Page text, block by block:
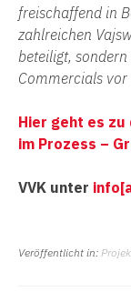
freischaffend in
zahlreichen
beteiligt,
Commercials vor
Hier geht es
im Prozess –
VVK unter
Veröffentlicht in: